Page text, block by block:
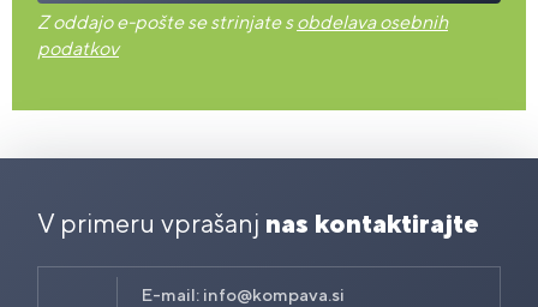
Z oddajo e-pošte se strinjate sobdelava osebnih
podatkov
V primeru vprašanj nas kontaktirajte
E-mail: info@kompava.si